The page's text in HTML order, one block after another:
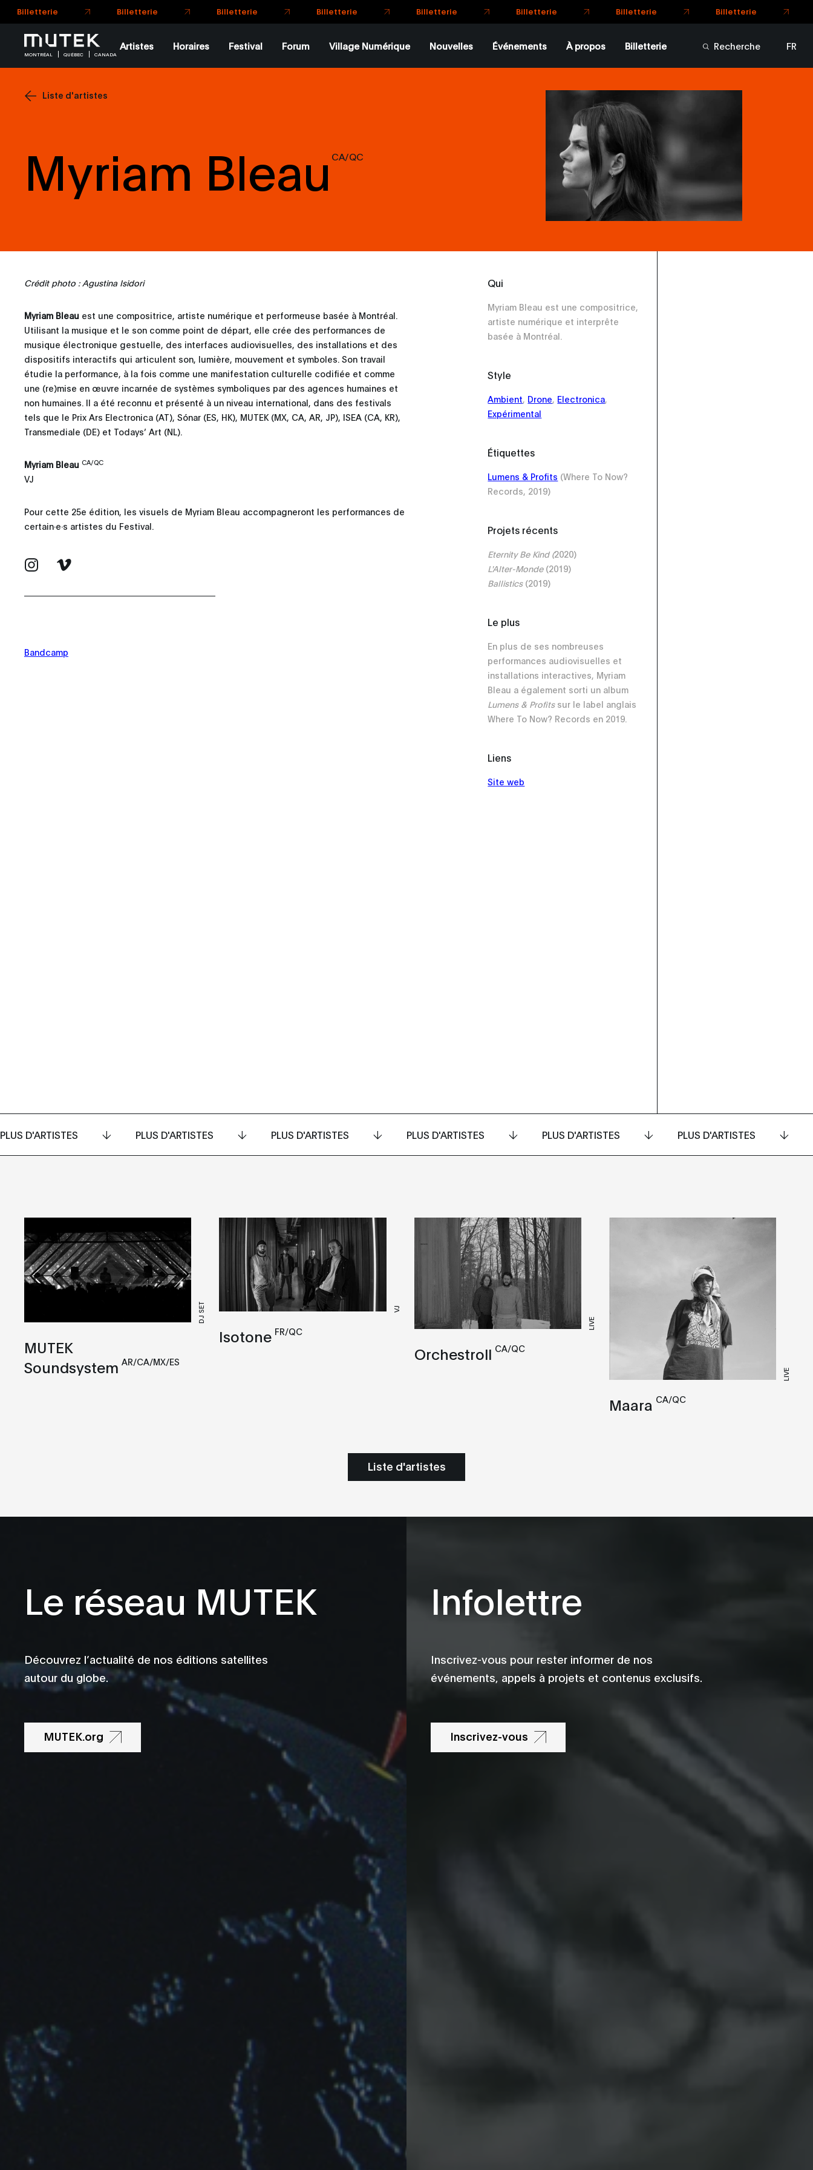
MONTRÉAL QUÉBEC CANADA
Artistes Horaires Festival Forum Village Numérique Nouvelles Événements À propos Billetterie Recherche
FR
Liste d'artistes
Myriam Bleau CA/QC
Crédit photo : Agustina Isidori
Myriam Bleau est une compositrice, artiste numérique et performeuse basée à Montréal.
Utilisant la musique et le son comme point de départ, elle crée des performances de
musique électronique gestuelle, des interfaces audiovisuelles, des installations et des
dispositifs interactifs qui articulent son, lumière, mouvement et symboles. Son travail
étudie la performance, à la fois comme une manifestation culturelle codifiée et comme
une (re)mise en œuvre incarnée de systèmes symboliques par des agences humaines et
non humaines. Il a été reconnu et présenté à un niveau international, dans des festivals
tels que le Prix Ars Electronica (AT), Sónar (ES, HK), MUTEK (MX, CA, AR, JP), ISEA (CA, KR),
Transmediale (DE) et Todays’ Art (NL).
Myriam Bleau CA/QC
VJ
Pour cette 25e édition, les visuels de Myriam Bleau accompagneront les performances de
certain·e·s artistes du Festival.
Bandcamp
Qui
Myriam Bleau est une compositrice,
artiste numérique et interprête
basée à Montréal.
Style
Ambient, Drone, Electronica,
Expérimental
Étiquettes
Lumens & Profits (Where To Now?
Records, 2019)
Projets récents
Eternity Be Kind (2020)
L'Alter-Monde (2019)
Ballistics(2019)
Le plus
En plus de ses nombreuses
performances audiovisuelles et
installations interactives, Myriam
Bleau a également sorti un album
Lumens & Profitssur le label anglais
Where To Now? Records en 2019.
Liens
Site web
PLUS D'ARTISTES PLUS D'ARTISTES PLUS D'ARTISTES PLUS D'ARTISTES PLUS D'ARTISTES PLUS D'ARTISTES
DJ SET
MUTEK
Soundsystem AR/CA/MX/ES
VJ
Isotone FR/QC
LIVE
Orchestroll CA/QC
LIVE
Maara CA/QC
Liste d'artistes
Le réseau MUTEK
Découvrez l’actualité de nos éditions satellites
autour du globe.
MUTEK.org
Infolettre
Inscrivez-vous pour rester informer de nos
événements, appels à projets et contenus exclusifs.
Inscrivez-vous